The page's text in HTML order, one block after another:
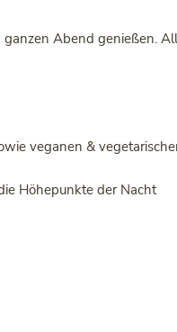
Abend genießen.
veganen &
Höhepunkte der Nacht